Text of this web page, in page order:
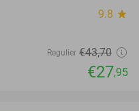
9.8 star
Regulier €43,70
€27,95